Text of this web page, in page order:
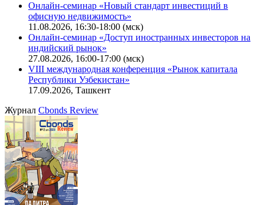
Онлайн-семинар «Новый стандарт инвестиций в
офисную недвижимость»
11.08.2026, 16:30-18:00 (мск)
Онлайн-семинар «Доступ иностранных инвесторов на
индийский рынок»
27.08.2026, 16:00-17:00 (мск)
VIII международная конференция «Рынок капитала
Республики Узбекистан»
17.09.2026, Ташкент
Журнал Cbonds Review